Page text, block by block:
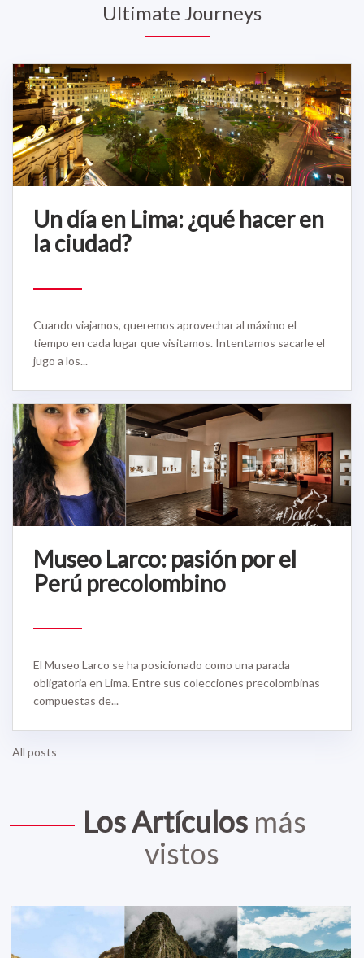
Ultimate Journeys
Un día en Lima: ¿qué hacer en
la ciudad?
Cuando viajamos, queremos aprovechar al máximo el
tiempo en cada lugar que visitamos. Intentamos sacarle el
jugo a los...
Museo Larco: pasión por el
Perú precolombino
El Museo Larco se ha posicionado como una parada
obligatoria en Lima. Entre sus colecciones precolombinas
compuestas de...
All posts
Los Artículosmás
vistos